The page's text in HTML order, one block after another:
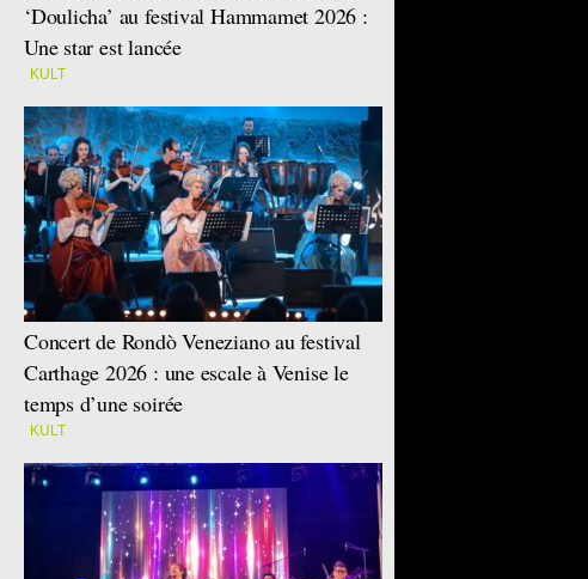
‘Doulicha’ au festival Hammamet 2026 :
Une star est lancée
KULT
Concert de Rondò Veneziano au festival
Carthage 2026 : une escale à Venise le
temps d’une soirée
KULT